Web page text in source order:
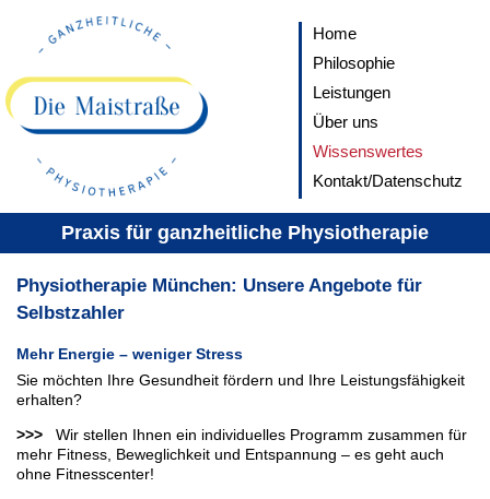
Home
Philosophie
Leistungen
Über uns
Wissenswertes
Kontakt/Datenschutz
Praxis für ganzheitliche Physiotherapie
Physiotherapie München: Unsere Angebote für
Selbstzahler
Mehr Energie – weniger Stress
Sie möchten Ihre Gesundheit fördern und Ihre Leistungsfähigkeit
erhalten?
>>>
Wir stellen Ihnen ein individuelles Programm zusammen für
mehr Fitness, Beweglichkeit und Entspannung – es geht auch
ohne Fitnesscenter!